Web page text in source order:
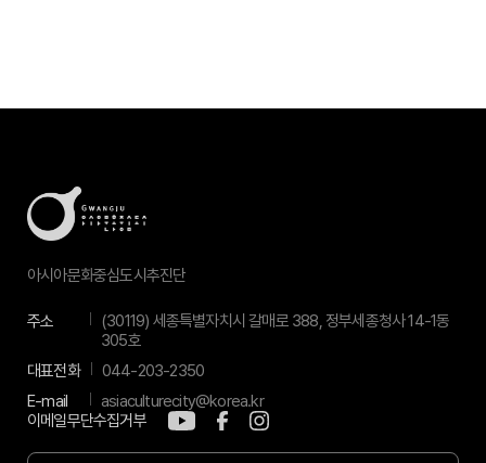
아시아문화중심도시추진단
주소
(30119) 세종특별자치시 갈매로 388, 정부세종청사 14-1동
305호
대표전화
044-203-2350
E-mail
asiaculturecity@korea.kr
이메일무단수집거부